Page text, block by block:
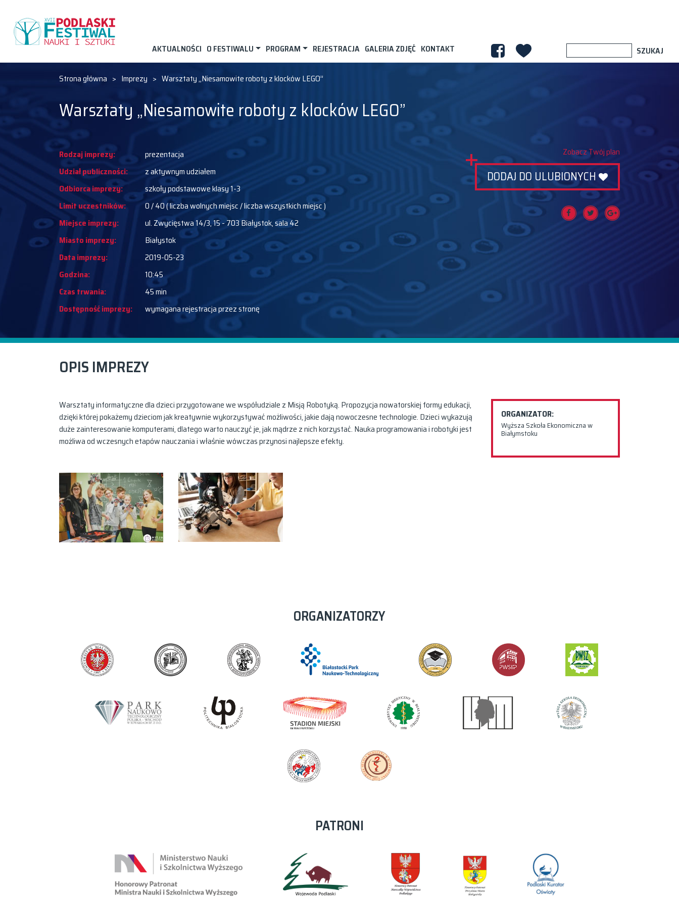
AKTUALNOŚCI O FESTIWALU PROGRAM REJESTRACJA GALERIA ZDJĘĆ KONTAKT
Strona główna > Imprezy > Warsztaty „Niesamowite roboty z klocków LEGO”
Warsztaty „Niesamowite roboty z klocków LEGO”
Rodzaj imprezy:
prezentacja
Udział publiczności:
z aktywnym udziałem
Odbiorca imprezy:
szkoły podstawowe klasy 1-3
Limit uczestników:
0 / 40 ( liczba wolnych miejsc / liczba wszystkich miejsc )
Miejsce imprezy:
ul. Zwycięstwa 14/3, 15 - 703 Białystok, sala 42
Miasto imprezy:
Białystok
Data imprezy:
2019-05-23
Godzina:
10:45
Czas trwania:
45 min
Dostępność imprezy:
wymagana rejestracja przez stronę
Zobacz Twój plan
DODAJ DO ULUBIONYCH
OPIS IMPREZY
Warsztaty informatyczne dla dzieci przygotowane we współudziale z Misją Robotyką. Propozycja nowatorskiej formy edukacji,
dzięki której pokażemy dzieciom jak kreatywnie wykorzystywać możliwości, jakie dają nowoczesne technologie. Dzieci wykazują
duże zainteresowanie komputerami, dlatego warto nauczyć je, jak mądrze z nich korzystać. Nauka programowania i robotyki jest
możliwa od wczesnych etapów nauczania i właśnie wówczas przynosi najlepsze efekty.
ORGANIZATOR:
Wyższa Szkoła Ekonomiczna w
Białymstoku
ORGANIZATORZY
PATRONI